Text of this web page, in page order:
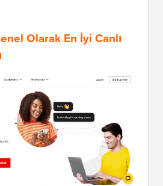
Olarak En İyi Canlı